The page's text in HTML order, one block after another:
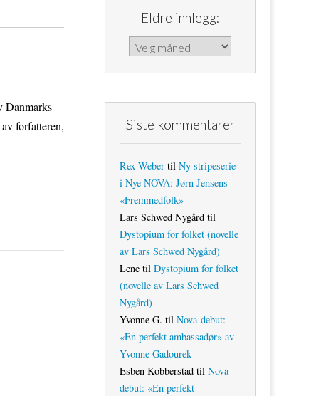
Danmarks
forfatteren,
Eldre innlegg:
Eldre innlegg:
Siste kommentarer
Rex Weber til Ny stripeserie
i Nye NOVA: Jørn Jensens
«Fremmedfolk»
Lars Schwed Nygård til
Dystopium for folket (novelle
av Lars Schwed Nygård)
Lene til Dystopium for folket
(novelle av Lars Schwed
Nygård)
Yvonne G. til Nova-debut:
«En perfekt ambassadør» av
Yvonne Gadourek
Esben Kobberstad til Nova-
debut: «En perfekt